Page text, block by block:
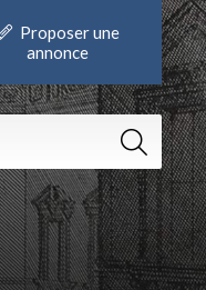
Proposer une
annonce